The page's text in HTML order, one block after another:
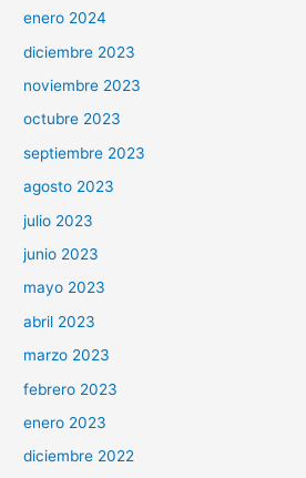
enero 2024
diciembre 2023
noviembre 2023
octubre 2023
septiembre 2023
agosto 2023
julio 2023
junio 2023
mayo 2023
abril 2023
marzo 2023
febrero 2023
enero 2023
diciembre 2022